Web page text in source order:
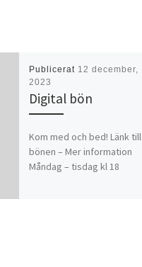
Publicerat 12 december,
2023
Digital bön
Kom med och bed! Länk till
bönen – Mer information
Måndag – tisdag kl 18